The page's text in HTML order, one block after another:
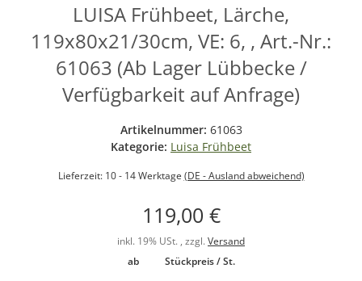
LUISA Frühbeet, Lärche,
119x80x21/30cm, VE: 6, , Art.-Nr.:
61063 (Ab Lager Lübbecke /
Verfügbarkeit auf Anfrage)
Artikelnummer: 61063
Kategorie: Luisa Frühbeet
Lieferzeit: 10 - 14 Werktage (DE - Ausland abweichend)
119,00 €
inkl. 19% USt. , zzgl. Versand
ab
Stückpreis / St.